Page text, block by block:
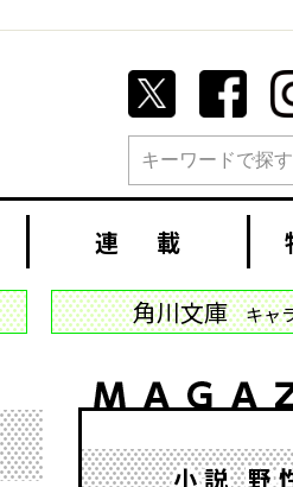
連 載
角川文庫 キャ
小説 野